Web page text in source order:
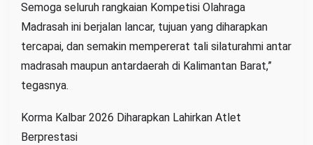
Semoga seluruh rangkaian Kompetisi Olahraga
Madrasah ini berjalan lancar, tujuan yang diharapkan
tercapai, dan semakin mempererat tali silaturahmi antar
madrasah maupun antardaerah di Kalimantan Barat,”
tegasnya.
Korma Kalbar 2026 Diharapkan Lahirkan Atlet
Berprestasi